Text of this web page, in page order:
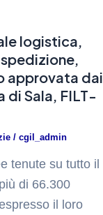
logistica,
approvata dai
di Sala, FILT-
/ cgil_admin
tenute su tutto il
di 66.300
il loro